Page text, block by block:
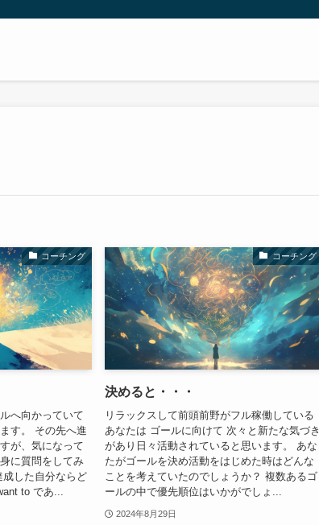
コーチング
へ向かっていて
す。 その先へ進
が、気になって
に質問をしてみ
した自分ならど
to であ...
コーチング
決めると・・・
リラックスして前頭前野がフル稼働している
あなたは ゴールに向けて 次々と新たな気づき
があり日々活動されていると思います。 あな
たがゴールを決め活動をはじめた時はどんな
ことを考えていたのでしょうか？ 複数あるゴ
ールの中で優先順位はいかがでしょ...
2024年8月29日